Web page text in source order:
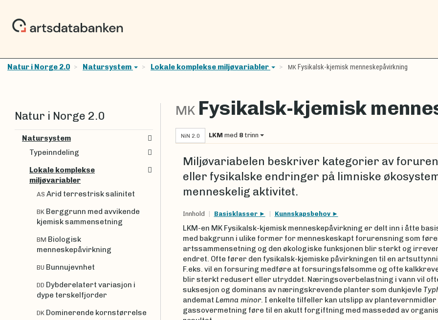
Natur i Norge 2.0 Natursystem Lokale komplekse miljøvariabler MK Fysikalsk-kjemisk menneskepåvirkning
MK Fysikalsk-kjemisk
NiN 2.0 LKM med 8 trinn
Miljøvariabelen beskriver kategorier av
eller fysikalske endringer på limniske
menneskelig aktivitet.
Innhold Basisklasser Kunnskapsbehov
LKM-en MK Fysikalsk-kjemisk menneskepåvirkning er delt inn i åtte
med bakgrunn i ulike former for menneskeskapt forurensning som
artssammensetning og den økologiske funksjonen blir sterkt og
endret. Ofte fører den fysikalsk-kjemiske påvirkningen til en
F.eks. vil en forsuring medføre at forsuringsfølsomme og ofte
blir sterkt redusert eller utryddet. Næringsoverbelastning i vann vil
suksesjon og dominans av næringskrevende planter som dunkjevle
andemat Lemna minor. I enkelte tilfeller kan utslipp av
gassovermetning føre til en akutt forgiftning med massedød av
Natur i Norge 2.0
Natursystem
Typeinndeling
Lokale komplekse
miljøvariabler
AS Arid terrestrisk salinitet
BK Berggrunn med avvikende
kjemisk sammensetning
BM Biologisk
menneskepåvirkning
BU Bunnujevnhet
DD Dybderelatert variasjon i
dype terskelfjorder
DK Dominerende kornstørrelse